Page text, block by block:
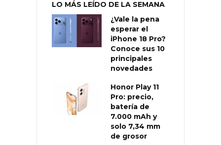
LO MÁS LEÍDO DE LA SEMANA
¿Vale la pena
esperar el
iPhone 18 Pro?
Conoce sus 10
principales
novedades
Honor Play 11
Pro: precio,
batería de
7.000 mAh y
solo 7,34 mm
de grosor